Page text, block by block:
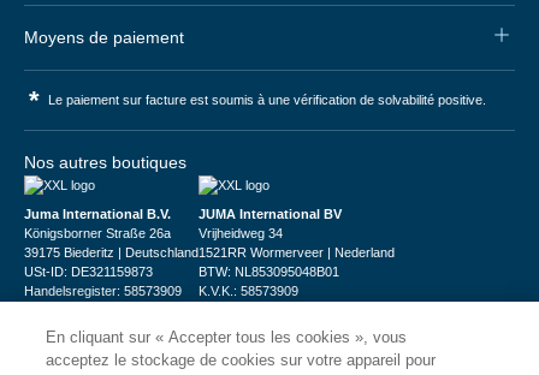
Moyens de paiement
* Le paiement sur facture est soumis à une vérification de solvabilité positive.
Nos autres boutiques
Juma International B.V.
Königsborner Straße 26a
39175 Biederitz | Deutschland
USt-ID: DE321159873
Handelsregister: 58573909
JUMA International BV
Vrijheidweg 34
1521RR Wormerveer | Nederland
BTW: NL853095048B01
K.V.K.: 58573909
En cliquant sur « Accepter tous les cookies », vous
acceptez le stockage de cookies sur votre appareil pour